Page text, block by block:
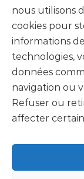
nous utilisons
cookies pour
informations
technologies,
données
navigation ou
Refuser ou
affecter
© Berclet -